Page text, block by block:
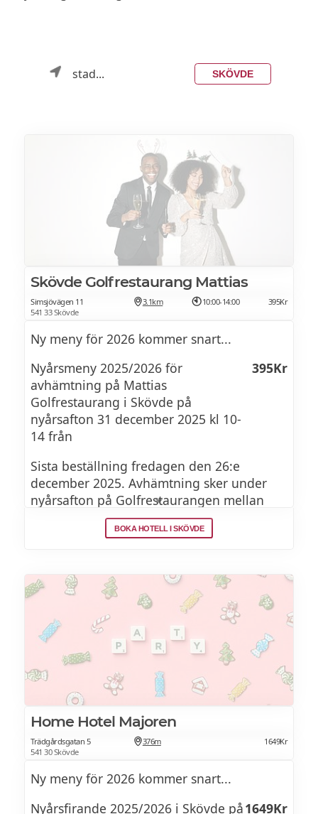
stad... SKÖVDE
Skövde Golfrestaurang Mattias
Simsjövägen 11
541 33 Skövde
3.1km 10:00-14:00 395Kr
Ny meny för 2026 kommer snart...
Nyårsmeny 2025/2026 för
avhämtning på Mattias
Golfrestaurang i Skövde på
nyårsafton 31 december 2025 kl 10-
14 från
395Kr
Sista beställning fredagen den 26:e
december 2025. Avhämtning sker under
nyårsafton på Golfrestaurangen mellan
2-rätters meny
519Kr
395Kr
NYÅRSMENY 2025/2026
Förrätter
Fisk
Havskräftssoppa med skaldjurssallad,
sandwich med lagrad ost, kryddiga blad
och torkad ost
BOKA HOTELL I SKÖVDE
Home Hotel Majoren
Trädgårdsgatan 5
541 30 Skövde
376m 1649Kr
Ny meny för 2026 kommer snart...
Nyårsfirande 2025/2026 i Skövde på1649Kr